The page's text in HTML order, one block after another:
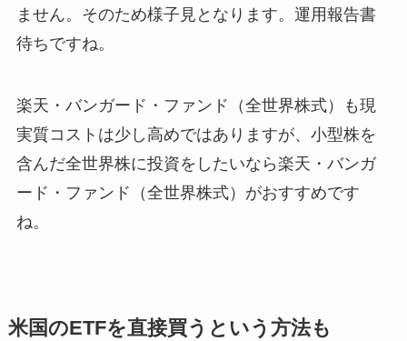
ません。そのため様子見となります。運用報告書
待ちですね。
楽天・バンガード・ファンド（全世界株式）も現
実質コストは少し高めではありますが、小型株を
含んだ全世界株に投資をしたいなら楽天・バンガ
ード・ファンド（全世界株式）がおすすめです
ね。
米国のETFを直接買うという方法も